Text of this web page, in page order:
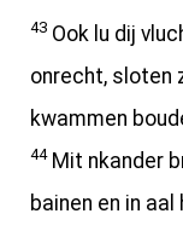
43 Ook lu dij
onrecht, sloten
kwammen
44Mit nkander
bainen en in